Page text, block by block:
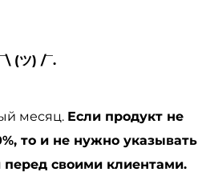
(ツ) /¯.
месяц. Если продукт не
то и не нужно указывать
своими клиентами.